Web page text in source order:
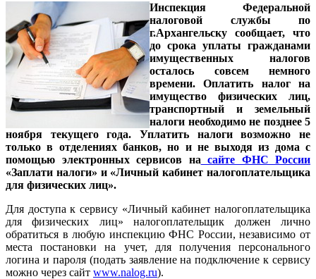
Инспекция Федеральной
налоговой службы по
г.Архангельску сообщает, что
до срока уплаты гражданами
имущественных налогов
осталось совсем немного
времени. Оплатить налог на
имущество физических лиц,
транспортный и земельный
налоги необходимо не позднее 5
ноября текущего года. Уплатить налоги возможно не
только в отделениях банков, но и не выходя из дома с
помощью электронных сервисов на сайте ФНС России
«Заплати налоги» и «Личный кабинет налогоплательщика
для физических лиц».
Для доступа к сервису «Личный кабинет налогоплательщика
для физических лиц» налогоплательщик должен лично
обратиться в любую инспекцию ФНС России, независимо от
места постановки на учет, для получения персонального
логина и пароля (подать заявление на подключение к сервису
можно через сайт www.nalog.ru).